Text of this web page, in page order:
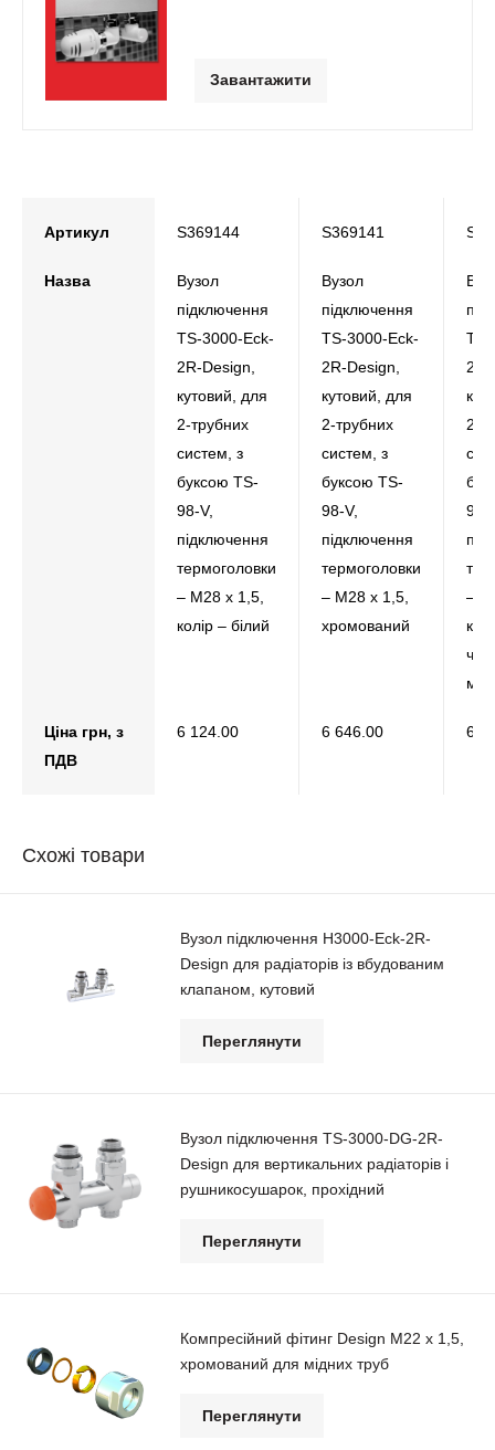
Завантажити
Артикул S369144 S369141
Назва
Вузол
підключення
TS-3000-Eck-
2R-Design,
кутовий, для
2-трубних
систем, з
буксою TS-
98-V,
підключення
термоголовки
– М28 х 1,5,
колір – білий
Вузол
підключення
TS-3000-Eck-
2R-Design,
кутовий, для
2-трубних
систем, з
буксою TS-
98-V,
підключення
термоголовки
– М28 х 1,5,
хромований
TS-
2-
98-
–
Ціна грн, з
ПДВ
6 124.00 6 646.00 6
Схожі товари
Вузол підключення H3000-Eck-2R-
Design для радіаторів із вбудованим
клапаном, кутовий
Переглянути
Вузол підключення TS-3000-DG-2R-
Design для вертикальних радіаторів і
рушникосушарок, прохідний
Переглянути
Компресійний фітинг Design М22 х 1,5,
хромований для мідних труб
Переглянути